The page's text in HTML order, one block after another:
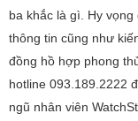
ba khắc là gì. Hy
thông tin cũng như
đồng hồ hợp phong
hotline 093.189.2222
ngũ nhân viên